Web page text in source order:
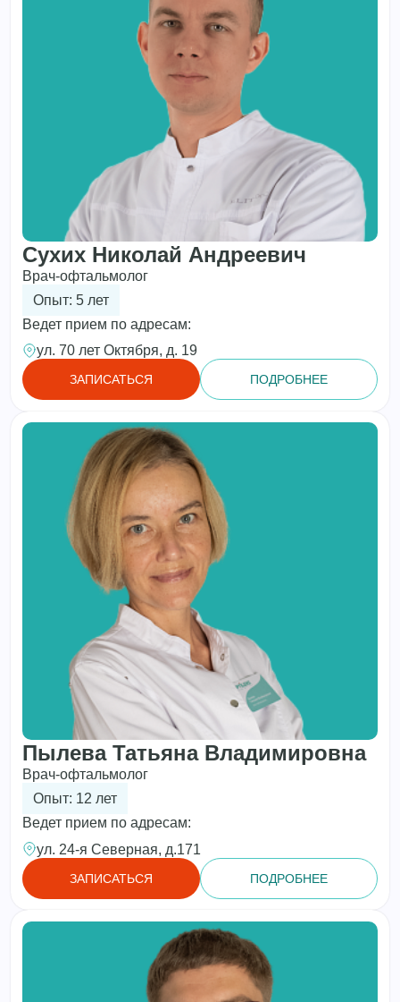
Сухих Николай Андреевич
Врач-офтальмолог
Опыт: 5 лет
Ведет прием по адресам:
ул. 70 лет Октября, д. 19
ЗАПИСАТЬСЯ ПОДРОБНЕЕ
Пылева Татьяна Владимировна
Врач-офтальмолог
Опыт: 12 лет
Ведет прием по адресам:
ул. 24-я Северная, д.171
ЗАПИСАТЬСЯ ПОДРОБНЕЕ